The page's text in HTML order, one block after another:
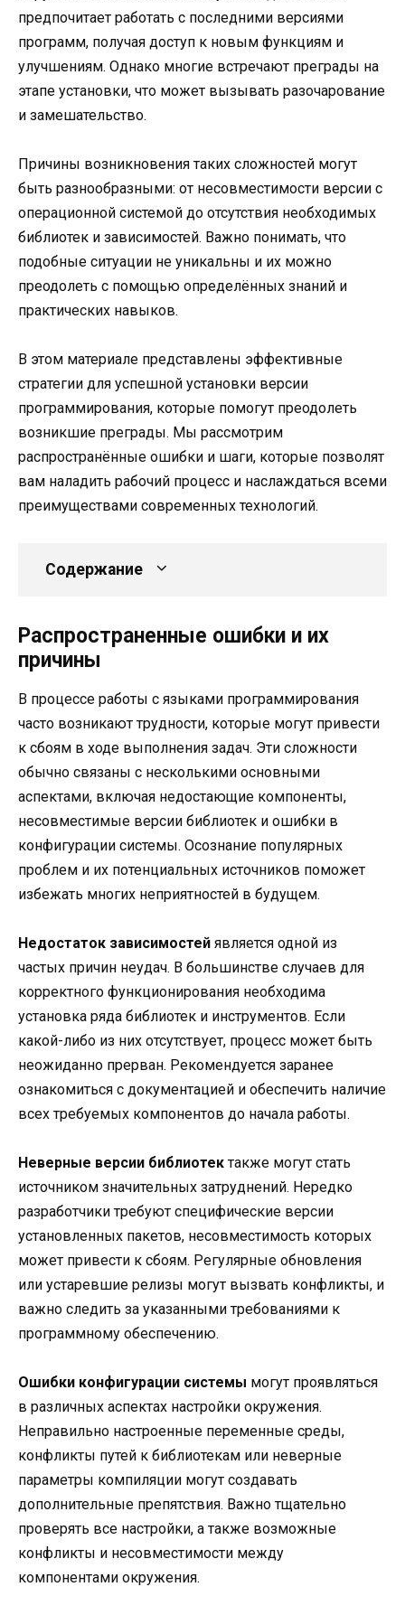
предпочитает работать с последними версиями
программ, получая доступ к новым функциям и
улучшениям. Однако многие встречают преграды на
этапе установки, что может вызывать разочарование
и замешательство.
Причины возникновения таких сложностей могут
быть разнообразными: от несовместимости версии с
операционной системой до отсутствия необходимых
библиотек и зависимостей. Важно понимать, что
подобные ситуации не уникальны и их можно
преодолеть с помощью определённых знаний и
практических навыков.
В этом материале представлены эффективные
стратегии для успешной установки версии
программирования, которые помогут преодолеть
возникшие преграды. Мы рассмотрим
распространённые ошибки и шаги, которые позволят
вам наладить рабочий процесс и наслаждаться всеми
преимуществами современных технологий.
Содержание
Распространенные ошибки и их
причины
В процессе работы с языками программирования
часто возникают трудности, которые могут привести
к сбоям в ходе выполнения задач. Эти сложности
обычно связаны с несколькими основными
аспектами, включая недостающие компоненты,
несовместимые версии библиотек и ошибки в
конфигурации системы. Осознание популярных
проблем и их потенциальных источников поможет
избежать многих неприятностей в будущем.
Недостаток зависимостей является одной из
частых причин неудач. В большинстве случаев для
корректного функционирования необходима
установка ряда библиотек и инструментов. Если
какой-либо из них отсутствует, процесс может быть
неожиданно прерван. Рекомендуется заранее
ознакомиться с документацией и обеспечить наличие
всех требуемых компонентов до начала работы.
Неверные версии библиотек также могут стать
источником значительных затруднений. Нередко
разработчики требуют специфические версии
установленных пакетов, несовместимость которых
может привести к сбоям. Регулярные обновления
или устаревшие релизы могут вызвать конфликты, и
важно следить за указанными требованиями к
программному обеспечению.
Ошибки конфигурации системы могут проявляться
в различных аспектах настройки окружения.
Неправильно настроенные переменные среды,
конфликты путей к библиотекам или неверные
параметры компиляции могут создавать
дополнительные препятствия. Важно тщательно
проверять все настройки, а также возможные
конфликты и несовместимости между
компонентами окружения.